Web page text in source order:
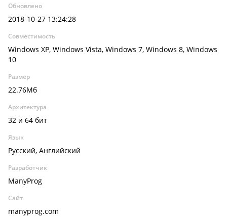
Обновлено
2018-10-27 13:24:28
Совместимость
Windows XP, Windows Vista, Windows 7, Windows 8, Windows
10
Размер
22.76Мб
Архитектура
32 и 64 бит
Язык
Русский, Английский
Разработчик
ManyProg
Сайт
manyprog.com